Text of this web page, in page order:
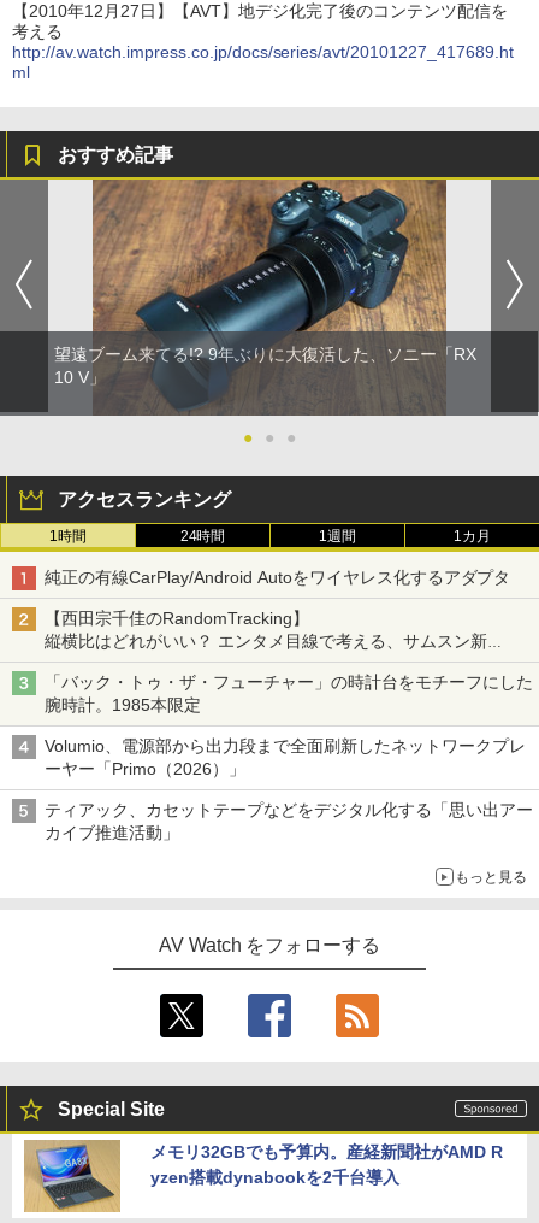
【2010年12月27日】【AVT】地デジ化完了後のコンテンツ配信を
考える
http://av.watch.impress.co.jp/docs/series/avt/20101227_417689.ht
ml
おすすめ記事
望遠ブーム来てる!? 9年ぶりに大復活した、ソニー「RX
10 V」
● ● ●
アクセスランキング
1時間 24時間 1週間 1カ月
純正の有線CarPlay/Android Autoをワイヤレス化するアダプタ
【西田宗千佳のRandomTracking】
縦横比はどれがいい？ エンタメ目線で考える、サムスン新
「Galaxy Z Fold」
「バック・トゥ・ザ・フューチャー」の時計台をモチーフにした
腕時計。1985本限定
Volumio、電源部から出力段まで全面刷新したネットワークプレ
ーヤー「Primo（2026）」
ティアック、カセットテープなどをデジタル化する「思い出アー
カイブ推進活動」
もっと見る
AV Watch をフォローする
Special Site
メモリ32GBでも予算内。産経新聞社がAMD R
yzen搭載dynabookを2千台導入